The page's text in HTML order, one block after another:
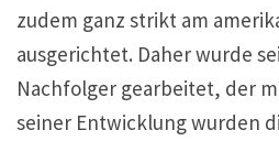
zudem ganz strikt am
ausgerichtet. Daher wurde
Nachfolger gearbeitet, der
seiner Entwicklung wurden